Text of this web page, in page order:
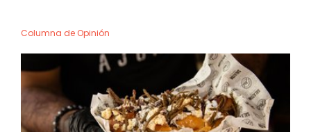
Columna de Opinión